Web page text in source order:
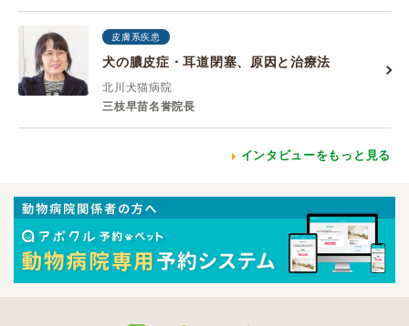
皮膚系疾患
犬の膿皮症・耳道閉塞、原因と治療法
北川犬猫病院
三枝早苗名誉院長
インタビューをもっと見る